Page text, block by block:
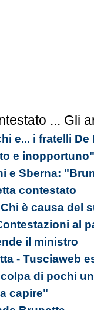
... Gli
e... i fratelli De
e inopportuno"
e Sberna:
contestato
è causa del
al
il ministro
- Tusciaweb
di pochi
capire"